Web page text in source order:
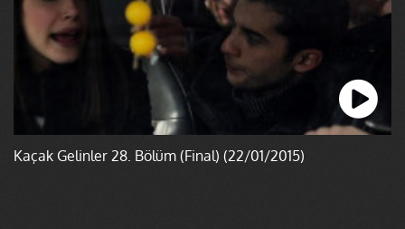
Kaçak Gelinler 28. Bölüm (Final) (22/01/2015)